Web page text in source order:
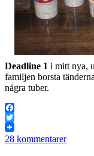
Deadline 1 i mitt nya,
familjen borsta
några tuber.
Facebook
Twitter
28 kommentarer